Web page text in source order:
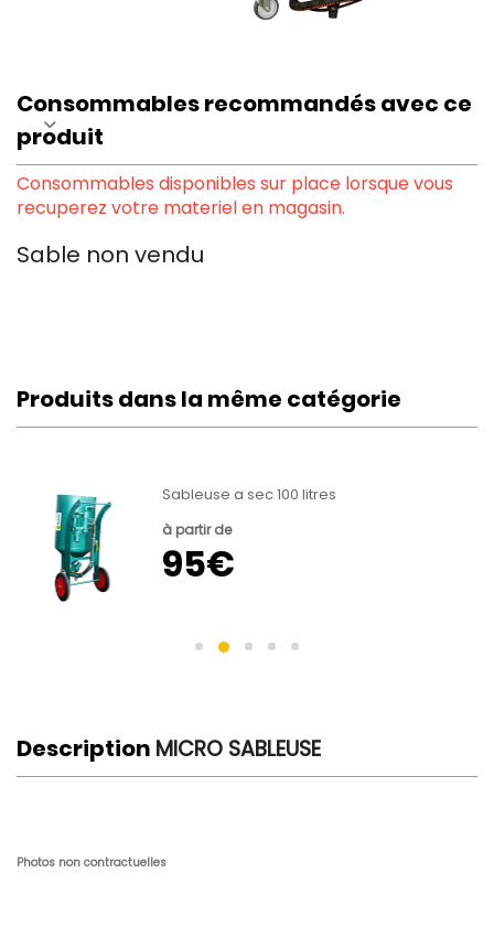
Consommables recommandés avec ce
produit
Consommables disponibles sur place lorsque vous
recuperez votre materiel en magasin.
Sable non vendu
Produits dans la même catégorie
Sableuse a sec 100 litres
à partir de
95€
Description MICRO SABLEUSE
Photos non contractuelles